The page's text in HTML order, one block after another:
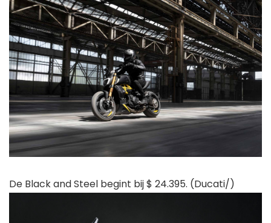
De Black and Steel begint bij $ 24.395. (Ducati/)